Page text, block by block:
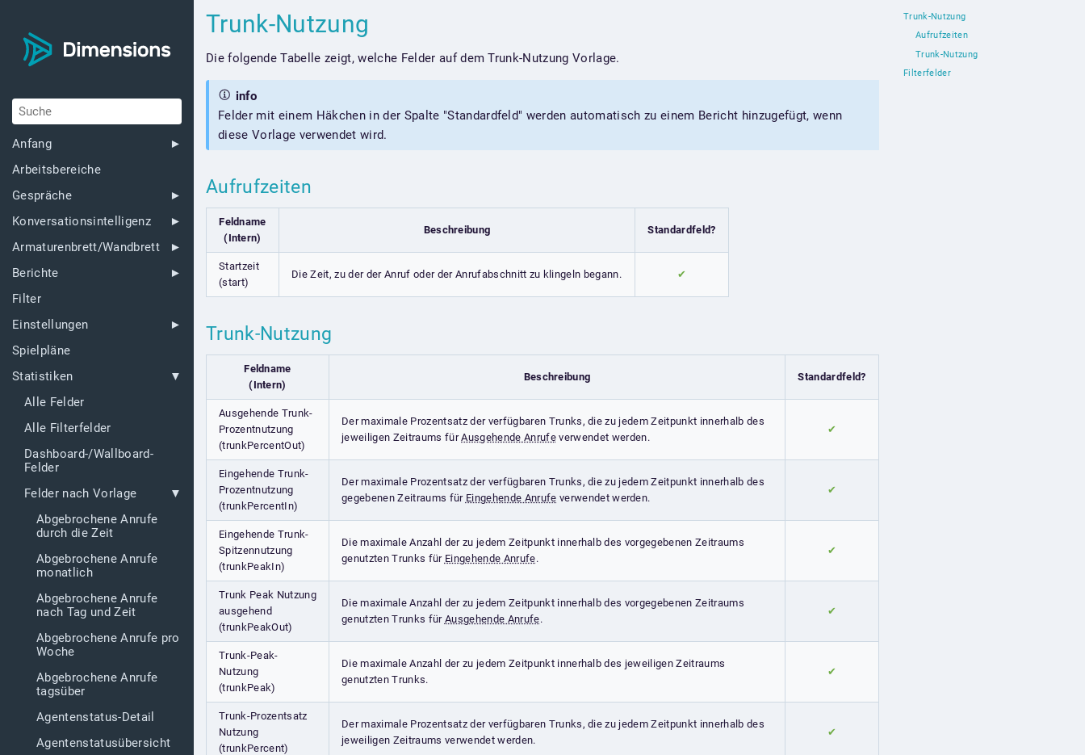
Anfang
Arbeitsbereiche
Gespräche
Konversationsintelligenz
Armaturenbrett/Wandbrett
Berichte
Filter
Einstellungen
Spielpläne
Statistiken
Alle Felder
Alle Filterfelder
Dashboard-/Wallboard-
Felder
Felder nach Vorlage
Abgebrochene Anrufe
durch die Zeit
Abgebrochene Anrufe
monatlich
Abgebrochene Anrufe
nach Tag und Zeit
Abgebrochene Anrufe pro
Woche
Abgebrochene Anrufe
tagsüber
Agentenstatus-Detail
Agentenstatusübersicht
Trunk-Nutzung
Die folgende Tabelle zeigt, welche Felder auf dem Trunk-Nutzung Vorlage.
info
Felder mit einem Häkchen in der Spalte "Standardfeld" werden automatisch zu einem Bericht hinzugefügt, wenn
diese Vorlage verwendet wird.
Aufrufzeiten
Feldname
(Intern)
Beschreibung Standardfeld?
Startzeit
(start)
Die Zeit, zu der der Anruf oder der Anrufabschnitt zu klingeln begann. ✔
Trunk-Nutzung
Feldname
(Intern)
Beschreibung Standardfeld?
Ausgehende Trunk-
Prozentnutzung
(trunkPercentOut)
Der maximale Prozentsatz der verfügbaren Trunks, die zu jedem Zeitpunkt innerhalb des
jeweiligen Zeitraums fürAusgehende Anrufeverwendet werden.
✔
Eingehende Trunk-
Prozentnutzung
(trunkPercentIn)
Der maximale Prozentsatz der verfügbaren Trunks, die zu jedem Zeitpunkt innerhalb des
gegebenen Zeitraums für Eingehende Anrufe verwendet werden.
✔
Eingehende Trunk-
Spitzennutzung
(trunkPeakIn)
Die maximale Anzahl der zu jedem Zeitpunkt innerhalb des vorgegebenen Zeitraums
genutzten Trunks für Eingehende Anrufe.
✔
Trunk Peak Nutzung
ausgehend
(trunkPeakOut)
Die maximale Anzahl der zu jedem Zeitpunkt innerhalb des vorgegebenen Zeitraums
genutzten Trunks für Ausgehende Anrufe.
✔
Trunk-Peak-
Nutzung
(trunkPeak)
Die maximale Anzahl der zu jedem Zeitpunkt innerhalb des jeweiligen Zeitraums
genutzten Trunks.
✔
Trunk-Prozentsatz
Nutzung
(trunkPercent)
Der maximale Prozentsatz der verfügbaren Trunks, die zu jedem Zeitpunkt innerhalb des
jeweiligen Zeitraums verwendet werden.
✔
Trunk-Nutzung
Aufrufzeiten
Trunk-Nutzung
Filterfelder